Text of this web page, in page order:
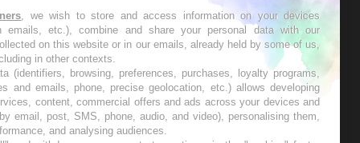
les semaines les meilleures
, we wish to store and access information on your devices
emails, etc.), combine and share your personal data with our
on this website or in our emails, already held by some of us,
in other contexts.
(identifiers, browsing, preferences, purchases, loyalty programs,
and emails, phone, precise geolocation, etc.) allows developing
content, commercial offers and ads across your devices and
email, post, SMS, phone, audio, and video), personalising them,
and analysing audiences.